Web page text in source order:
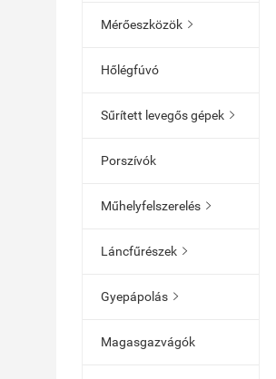
Mérőeszközök 
Hőlégfúvó
Sűrített levegős gépek 
Porszívók
Műhelyfelszerelés 
Láncfűrészek 
Gyepápolás 
Magasgazvágók